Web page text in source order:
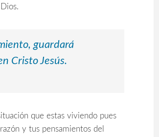
guardará
Cristo Jesús.
que estas viviendo pues
y tus pensamientos del